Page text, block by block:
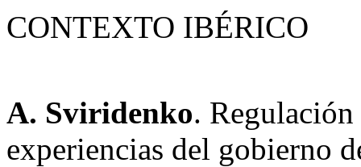
CONTEXTO IBÉRICO
A. Sviridenko.
experiencias del gobierno